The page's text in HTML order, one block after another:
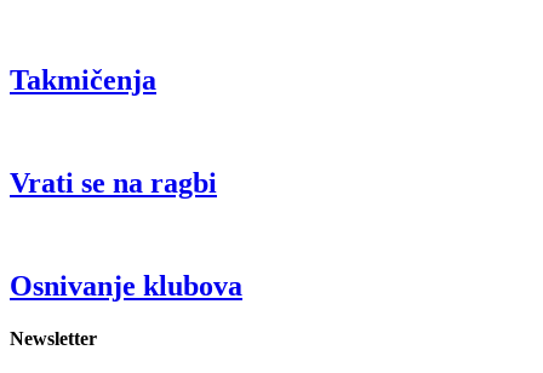
Takmičenja
Vrati se na ragbi
Osnivanje klubova
Newsletter